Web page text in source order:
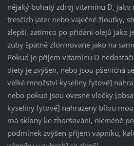
nějaký bohatý zdroj vitamínu D, jako
tresčích jater nebo vaječné žloutky,
zlepší, zatímco po přidání olejů jako
zuby špatně zformované jako na
Pokud je příjem vitamínu D
diety je zvýšen, nebo jsou pšeničná
velké množství kyseliny fytové]
nebo pokud jsou ovesné vločky
kyseliny fytové] nahrazeny bílou
má sklony ke zhoršování, nicméně
podmínek zvýšen příjem vápníku,